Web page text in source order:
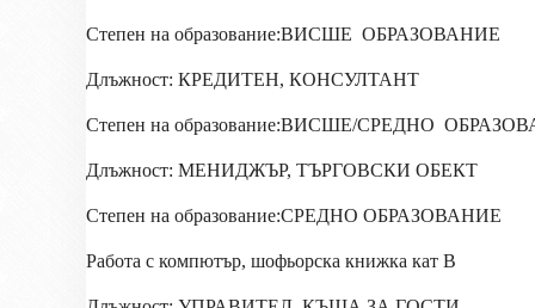
Степен на образование:ВИСШЕ ОБРАЗОВАНИЕ
Длъжност: КРЕДИТЕН, КОНСУЛТАНТ
Степен на образование:ВИСШЕ/СРЕДНО
Длъжност: МЕНИДЖЪР, ТЪРГОВСКИ ОБЕКТ
Степен на образование:СРЕДНО ОБРАЗОВАНИЕ
Работа с компютър, шофьорска книжка кат В